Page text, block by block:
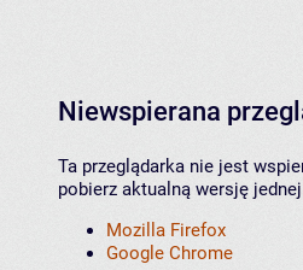
Niewspierana
Ta przeglądarka nie jest
pobierz aktualną wersję
Mozilla Firefox
Google Chrome